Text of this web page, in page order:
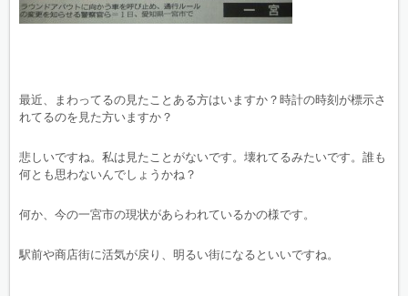
最近、まわってるの見たことある方はいますか？時計の時刻が標示さ
れてるのを見た方いますか？
悲しいですね。私は見たことがないです。壊れてるみたいです。誰も
何とも思わないんでしょうかね？
何か、今の一宮市の現状があらわれているかの様です。
駅前や商店街に活気が戻り、明るい街になるといいですね。